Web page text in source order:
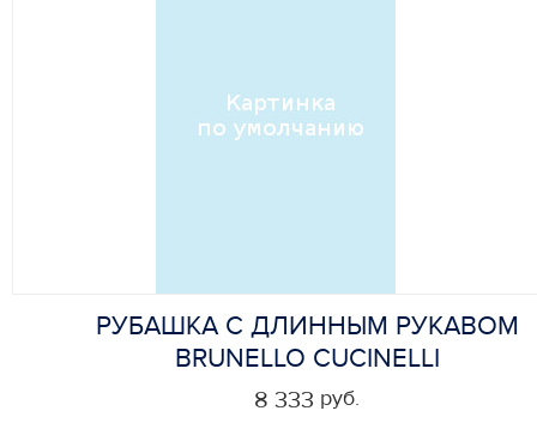
РУБАШКА С ДЛИННЫМ РУКАВОМ
BRUNELLO CUCINELLI
8 333 руб.